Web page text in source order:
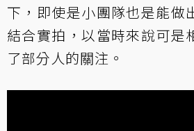
下，即使是小團隊也是能做
結合實拍，以當時來說可是
了部分人的關注。